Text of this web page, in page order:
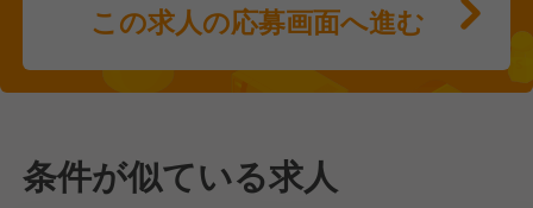
この求人の応募画面へ進む
条件が似ている求人